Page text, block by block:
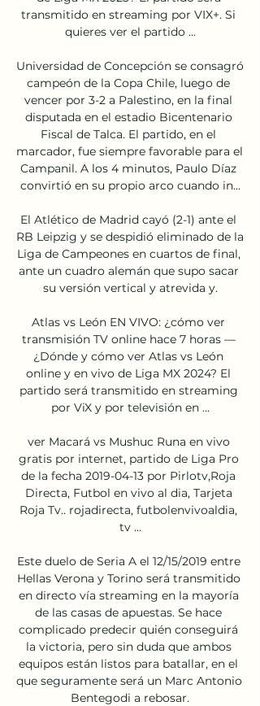
transmitido en streaming por VIX+. Si
quieres ver el partido ...
Universidad de Concepción se consagró
campeón de la Copa Chile, luego de
vencer por 3-2 a Palestino, en la final
disputada en el estadio Bicentenario
Fiscal de Talca. El partido, en el
marcador, fue siempre favorable para el
Campanil. A los 4 minutos, Paulo Díaz
convirtió en su propio arco cuando in...
El Atlético de Madrid cayó (2-1) ante el
RB Leipzig y se despidió eliminado de la
Liga de Campeones en cuartos de final,
ante un cuadro alemán que supo sacar
su versión vertical y atrevida y.
Atlas vs León EN VIVO: ¿cómo ver
transmisión TV online hace 7 horas —
¿Dónde y cómo ver Atlas vs León
online y en vivo de Liga MX 2024? El
partido será transmitido en streaming
por ViX y por televisión en ...
ver Macará vs Mushuc Runa en vivo
gratis por internet, partido de Liga Pro
de la fecha 2019-04-13 por Pirlotv,Roja
Directa, Futbol en vivo al dia, Tarjeta
Roja Tv.. rojadirecta, futbolenvivoaldia,
tv …
Este duelo de Seria A el 12/15/2019 entre
Hellas Verona y Torino será transmitido
en directo vía streaming en la mayoría
de las casas de apuestas. Se hace
complicado predecir quién conseguirá
la victoria, pero sin duda que ambos
equipos están listos para batallar, en el
que seguramente será un Marc Antonio
Bentegodi a rebosar.